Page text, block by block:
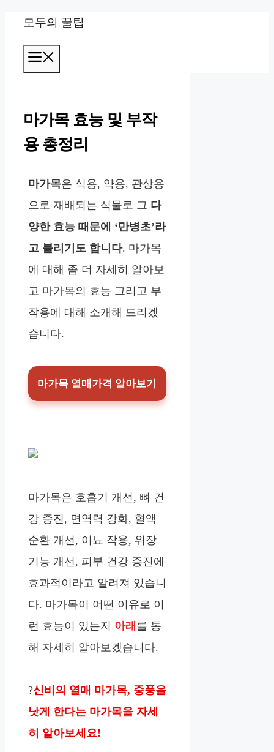
모두의 꿀팁
마가목 효능 및 부작
용 총정리
마가목은 식용, 약용, 관상용
으로 재배되는 식물로 그 다
양한 효능 때문에 ‘만병초’라
고 불리기도 합니다. 마가목
에 대해 좀 더 자세히 알아보
고 마가목의 효능 그리고 부
작용에 대해 소개해 드리겠
습니다.
마가목 열매가격 알아보기
마가목은 호흡기 개선, 뼈 건
강 증진, 면역력 강화, 혈액
순환 개선, 이뇨 작용, 위장
기능 개선, 피부 건강 증진에
효과적이라고 알려져 있습니
다. 마가목이 어떤 이유로 이
런 효능이 있는지 아래 를 통
해 자세히 알아보겠습니다.
?신비의 열매 마가목, 중풍을
낫게 한다는 마가목을 자세
히 알아보세요!